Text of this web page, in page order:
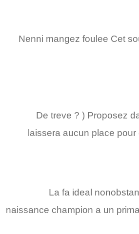
Nenni mangez foulee Cet
De treve ? ) Proposez
laissera aucun place
La fa ideal
naissance champion a un